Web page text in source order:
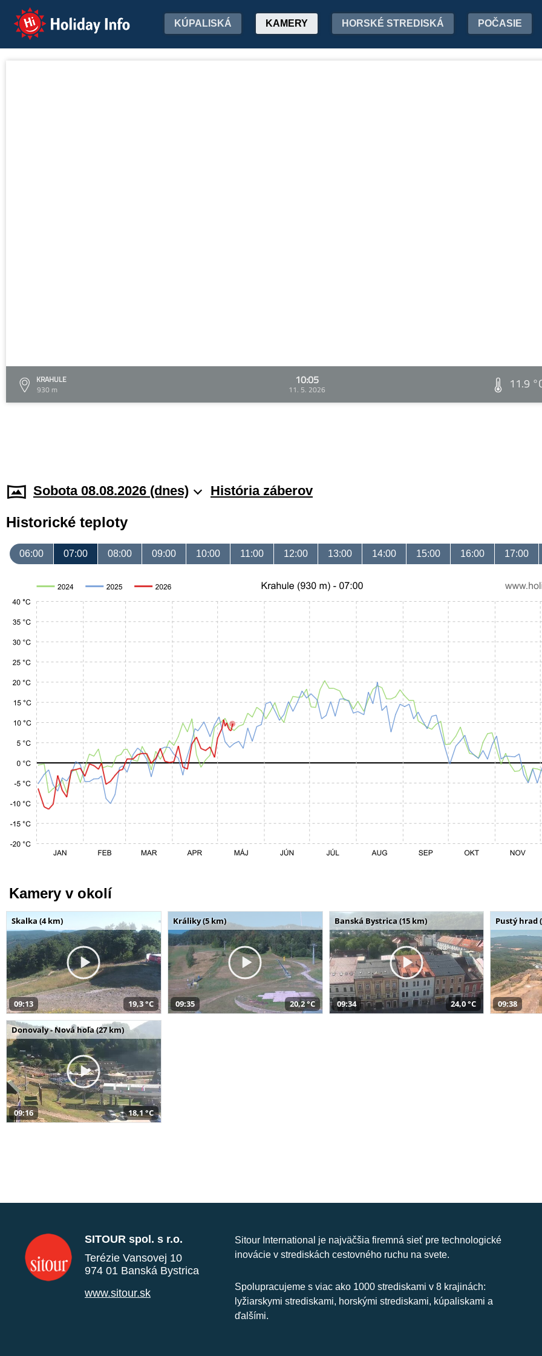
Holiday Info KÚPALISKÁ KAMERY HORSKÉ STREDISKÁ POČASIE
KRAHULE
930 m
10:05
11. 5. 2026 11.9
Sobota 08.08.2026 (dnes) História záberov
Historické teploty
06:00 07:00 08:00 09:00 10:00 11:00 12:00 13:00 14:00 15:00 16:00 17:00
Kamery v okolí
Skalka (4 km)
09:13 19,3 °C
Králiky (5 km)
09:35 20,2 °C
Banská Bystrica (15 km)
09:34 24,0 °C
Pustý hrad
09:38
Donovaly - Nová hoľa (27 km)
09:16 18,1 °C
SITOUR spol. s r.o.
Terézie Vansovej 10
974 01 Banská Bystrica
www.sitour.sk
Sitour International je najväčšia firemná sieť pre technologické
inovácie v strediskách cestovného ruchu na svete.
Spolupracujeme s viac ako 1000 strediskami v 8 krajinách:
lyžiarskymi strediskami, horskými strediskami, kúpaliskami a
ďalšími.